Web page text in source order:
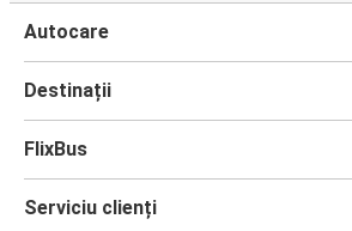
Autocare
Destinații
FlixBus
Serviciu clienți